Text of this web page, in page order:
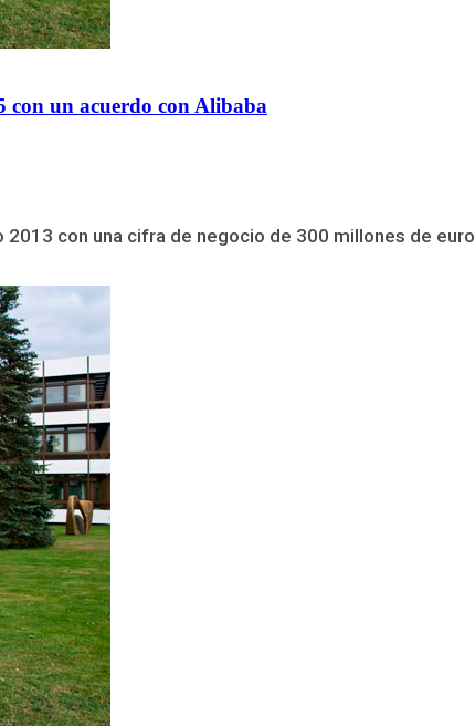
con un acuerdo con Alibaba
con una cifra de negocio de 300 millones de